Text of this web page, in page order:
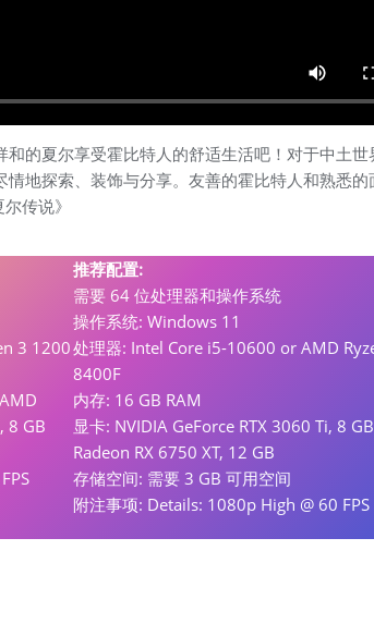
的夏尔享受霍比特人的舒适生活吧！对于中土世
地探索、装饰与分享。友善的霍比特人和熟悉的
传说》
3 1200
8 GB
推荐配置:
需要 64 位处理器和操作系统
操作系统: Windows 11
处理器: Intel Core i5-10600 or AMD
8400F
内存: 16 GB RAM
显卡: NVIDIA GeForce RTX 3060 Ti, 8
Radeon RX 6750 XT, 12 GB
存储空间: 需要 3 GB 可用空间
附注事项: Details: 1080p High @ 60 FPS